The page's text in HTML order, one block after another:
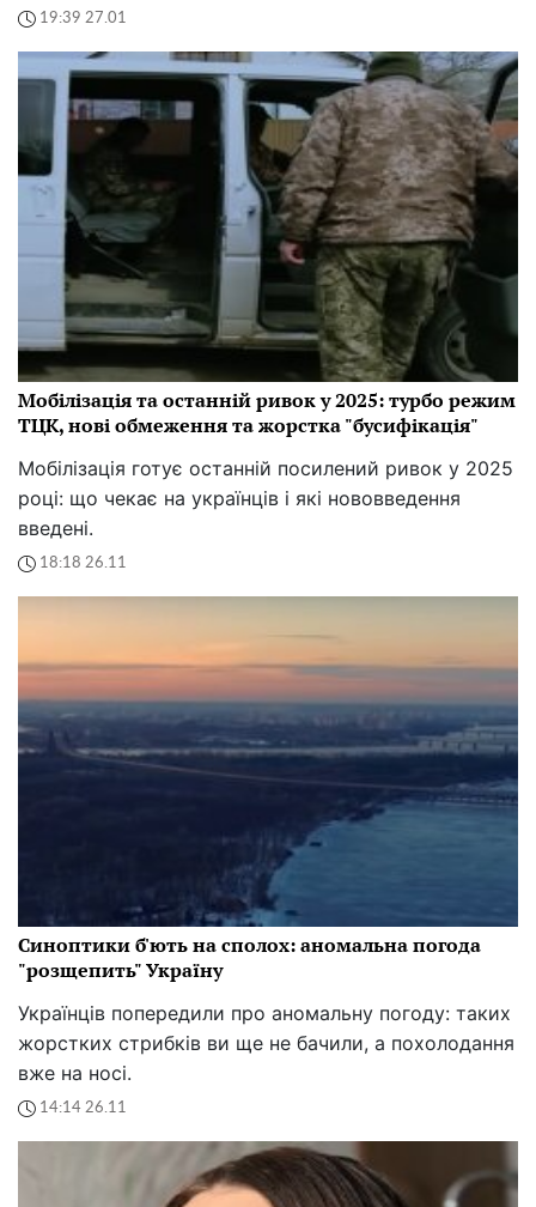
19:39 27.01
Мобілізація та останній ривок у 2025: турбо режим
ТЦК, нові обмеження та жорстка "бусифікація"
Мобілізація готує останній посилений ривок у 2025
році: що чекає на українців і які нововведення
введені.
18:18 26.11
Синоптики б'ють на сполох: аномальна погода
"розщепить" Україну
Українців попередили про аномальну погоду: таких
жорстких стрибків ви ще не бачили, а похолодання
вже на носі.
14:14 26.11